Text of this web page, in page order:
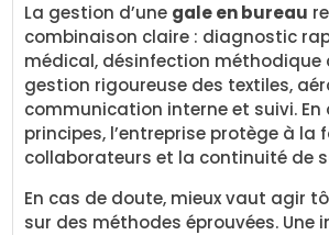
La gestion d’une gale en bureau
combinaison claire : diagnostic
médical, désinfection méthodique
gestion rigoureuse des textiles,
communication interne et suivi.
principes, l’entreprise protège à la
collaborateurs et la continuité de
En cas de doute, mieux vaut agir
sur des méthodes éprouvées. Une